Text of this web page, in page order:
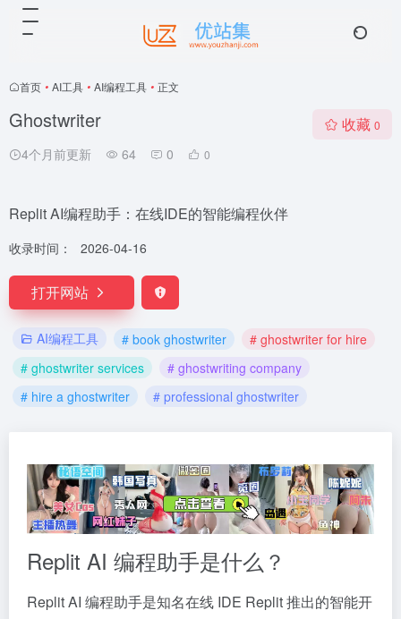
首页 • AI工具 • AI编程工具 • 正文
Ghostwriter
4个月前更新 64 0 0
收藏 0
Replit AI编程助手：在线IDE的智能编程伙伴
收录时间： 2026-04-16
打开网站
AI编程工具 # book ghostwriter
# ghostwriter for hire
# ghostwriter services
# ghostwriting company
# hire a ghostwriter
# professional ghostwriter
Replit AI 编程助手是什么？
Replit AI 编程助手是知名在线 IDE Replit 推出的智能开